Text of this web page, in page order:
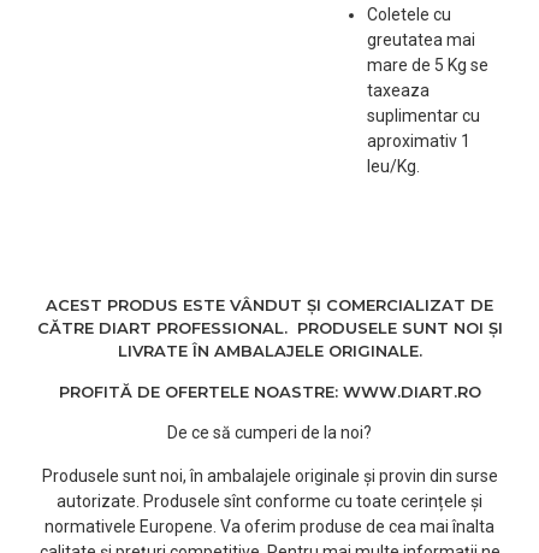
Coletele cu
greutatea mai
mare de 5 Kg se
taxeaza
suplimentar cu
aproximativ 1
leu/Kg.
ACEST PRODUS ESTE VÂNDUT ȘI COMERCIALIZAT DE
CĂTRE DIART PROFESSIONAL. PRODUSELE SUNT NOI ȘI
LIVRATE ÎN AMBALAJELE ORIGINALE.
PROFITĂ DE OFERTELE NOASTRE: WWW.DIART.RO
De ce să cumperi de la noi?
Produsele sunt noi, în ambalajele originale și provin din surse
autorizate. Produsele sînt conforme cu toate cerințele și
normativele Europene. Va oferim produse de cea mai înalta